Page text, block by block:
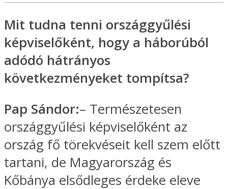
Mit tudna tenni országgyűlési
képviselőként, hogy a háborúból
adódó hátrányos
következményeket tompítsa?
Pap Sándor:– Természetesen
országgyűlési képviselőként az
ország fő törekvéseit kell szem előtt
tartani, de Magyarország és
Kőbánya elsődleges érdeke eleve